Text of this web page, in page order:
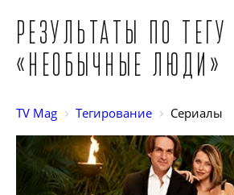
Результаты по тегу
«Необычные люди»
TV Mag Тегирование Сериалы